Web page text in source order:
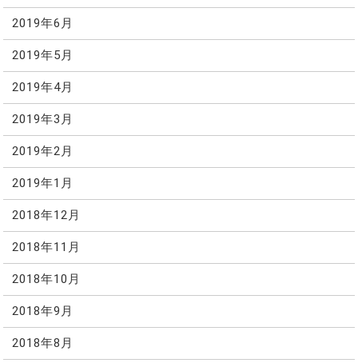
2019年6月
2019年5月
2019年4月
2019年3月
2019年2月
2019年1月
2018年12月
2018年11月
2018年10月
2018年9月
2018年8月